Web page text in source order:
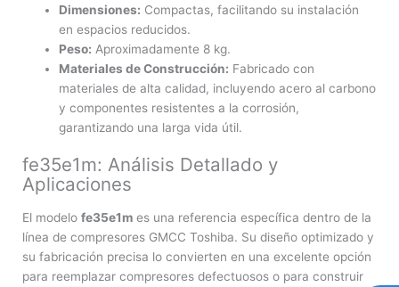
Dimensiones: Compactas, facilitando su instalación
en espacios reducidos.
Peso: Aproximadamente 8 kg.
Materiales de Construcción: Fabricado con
materiales de alta calidad, incluyendo acero al carbono
y componentes resistentes a la corrosión,
garantizando una larga vida útil.
fe35e1m: Análisis Detallado y
Aplicaciones
El modelo fe35e1m es una referencia específica dentro de la
línea de compresores GMCC Toshiba. Su diseño optimizado y
su fabricación precisa lo convierten en una excelente opción
para reemplazar compresores defectuosos o para construir